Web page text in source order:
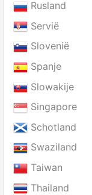
Rusland
Servië
Slovenië
Spanje
Slowakije
Singapore
Schotland
Swaziland
Taiwan
Thailand